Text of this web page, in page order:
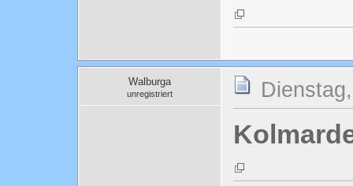
Walburga
unregistriert